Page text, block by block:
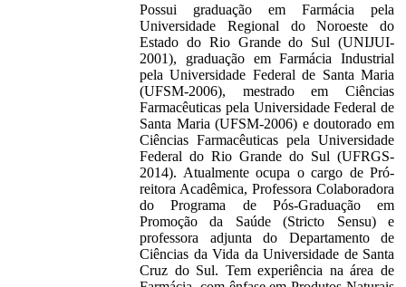
Possui graduação em Farmácia pela
Universidade Regional do Noroeste do
Estado do Rio Grande do Sul (UNIJUI-
2001), graduação em Farmácia Industrial
pela Universidade Federal de Santa Maria
(UFSM-2006), mestrado em Ciências
Farmacêuticas pela Universidade Federal de
Santa Maria (UFSM-2006) e doutorado em
Ciências Farmacêuticas pela Universidade
Federal do Rio Grande do Sul (UFRGS-
2014). Atualmente ocupa o cargo de Pró-
reitora Acadêmica, Professora Colaboradora
do Programa de Pós-Graduação em
Promoção da Saúde (Stricto Sensu) e
professora adjunta do Departamento de
Ciências da Vida da Universidade de Santa
Cruz do Sul. Tem experiência na área de